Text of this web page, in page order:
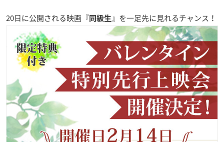
20日に公開される映画『 同級生』を一足先に見れるチャンス！